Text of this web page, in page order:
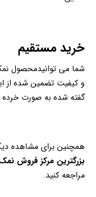
خرید مستقیم
شما می توانیدمحصول
و کیفیت تضمین شده از
گفته شده به صورت
همچنین برای مشاهده
بزرگترین مرکز فروش
مراجعه کنید.